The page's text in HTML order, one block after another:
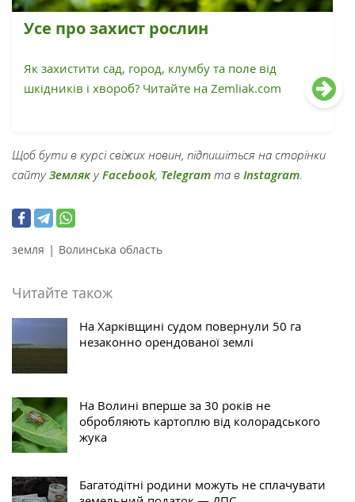
Усе про захист рослин
Як захистити сад, город, клумбу та поле від
шкідників і хвороб? Читайте на Zemliak.com
Щоб бути в курсі свіжих новин, підпишіться на сторінки
сайтуЗемлякуFacebook, Telegram та в Instagram.
земля | Волинська область
Читайте також
На Харківщині судом повернули 50 га
незаконно орендованої землі
На Волині вперше за 30 років не
обробляють картоплю від колорадського
жука
Багатодітні родини можуть не сплачувати